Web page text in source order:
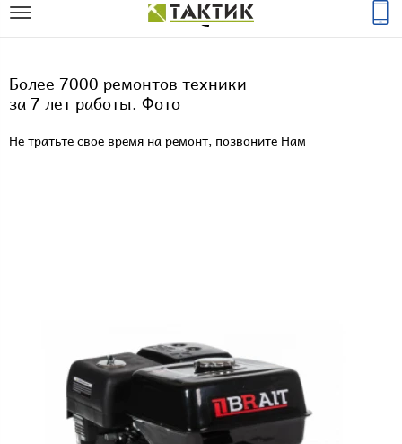
Более 7000 ремонтов техники
за 7 лет работы. Фото
Не тратьте свое время на ремонт, позвоните Нам